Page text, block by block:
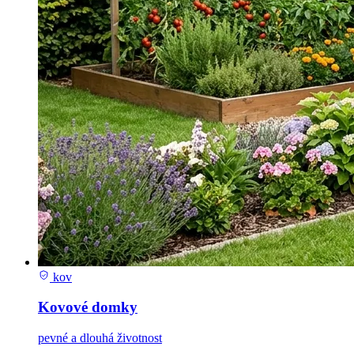
kov
Kovové domky
pevné a dlouhá životnost